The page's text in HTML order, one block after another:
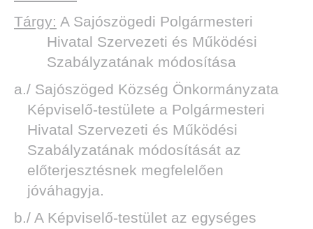
Tárgy: A Sajószögedi Polgármesteri
Hivatal Szervezeti és Működési
Szabályzatának módosítása
a./ Sajószöged Község Önkormányzata
Képviselő-testülete a Polgármesteri
Hivatal Szervezeti és Működési
Szabályzatának módosítását az
előterjesztésnek megfelelően
jóváhagyja.
b./ A Képviselő-testület az egységes